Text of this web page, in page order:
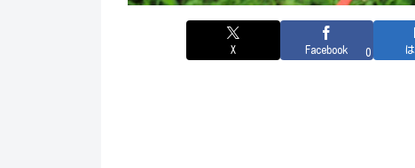
X Facebook 0